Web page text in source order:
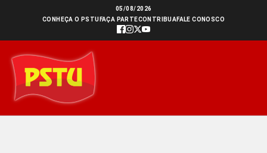
conteúdo
05/08/2026
CONHEÇA O PSTU FAÇA PARTECONTRIBUAFALE CONOSCO